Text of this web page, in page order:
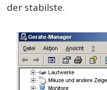
der stabilste.